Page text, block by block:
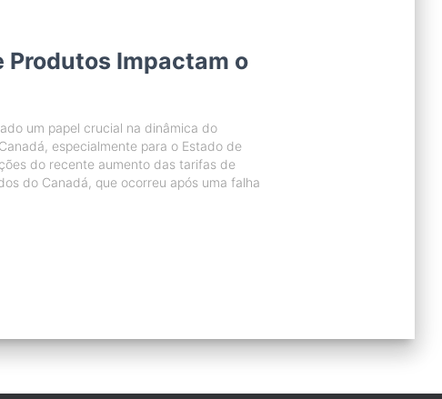
Produtos Impactam o
um papel crucial na dinâmica do
especialmente para o Estado de
do recente aumento das tarifas de
do Canadá, que ocorreu após uma falha